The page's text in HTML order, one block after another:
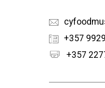
+357
+357